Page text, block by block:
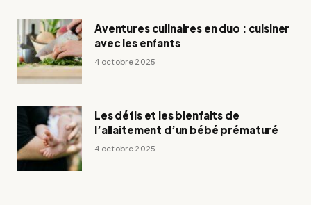
Aventures culinaires en duo : cuisiner
avec les enfants
4 octobre 2025
Les défis et les bienfaits de
l’allaitement d’un bébé prématuré
4 octobre 2025